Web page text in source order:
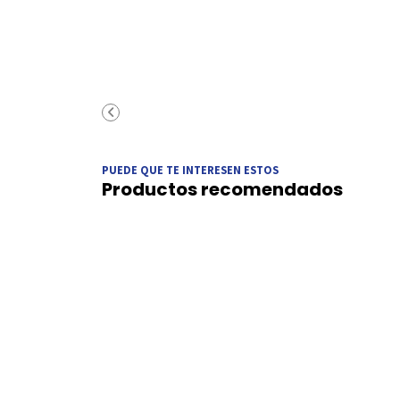
PUEDE QUE TE INTERESEN ESTOS
Productos recomendados